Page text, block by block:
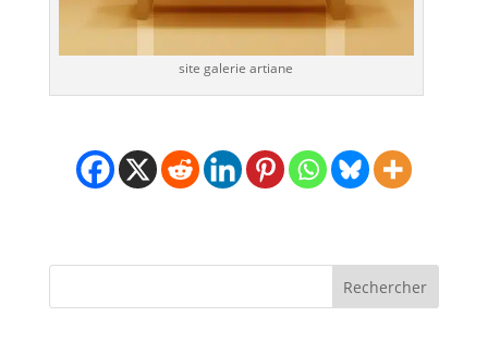
site galerie artiane